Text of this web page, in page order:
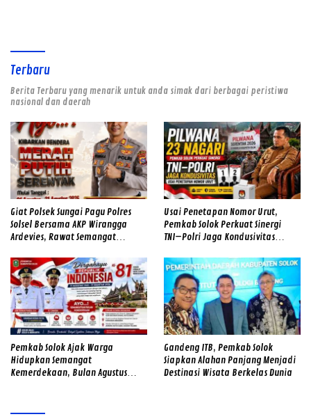
Terbaru
Berita Terbaru yang menarik untuk anda simak dari berbagai peristiwa
nasional dan daerah
Giat Polsek Sungai Pagu Polres
Solsel Bersama AKP Wirangga
Ardevies, Rawat Semangat
Usai Penetapan Nomor Urut,
Pemkab Solok Perkuat Sinergi
TNI–Polri Jaga Kondusivitas
Pemkab Solok Ajak Warga
Hidupkan Semangat
Kemerdekaan, Bulan Agustus
Gandeng ITB, Pemkab Solok
Siapkan Alahan Panjang Menjadi
Destinasi Wisata Berkelas Dunia